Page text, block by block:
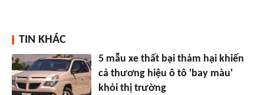
TIN KHÁC
5 mẫu xe thất bại thảm hại khiến
cả thương hiệu ô tô 'bay màu'
khỏi thị trường